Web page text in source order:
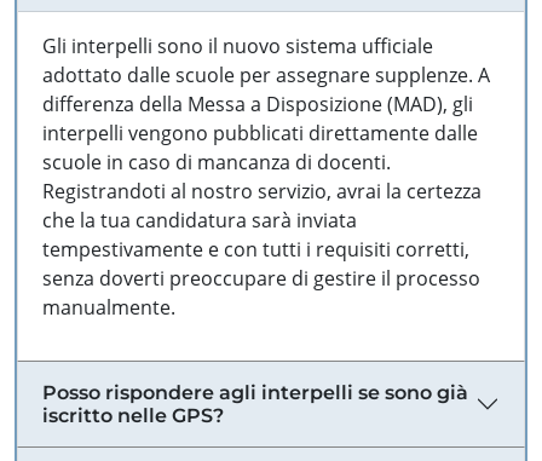
Gli interpelli sono il nuovo sistema ufficiale
adottato dalle scuole per assegnare supplenze. A
differenza della Messa a Disposizione (MAD), gli
interpelli vengono pubblicati direttamente dalle
scuole in caso di mancanza di docenti.
Registrandoti al nostro servizio, avrai la certezza
che la tua candidatura sarà inviata
tempestivamente e con tutti i requisiti corretti,
senza doverti preoccupare di gestire il processo
manualmente.
Posso rispondere agli interpelli se sono già
iscritto nelle GPS?